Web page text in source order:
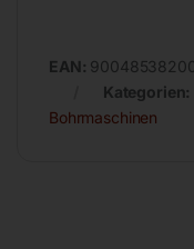
EAN:
Kategorien:
Bohrmaschinen